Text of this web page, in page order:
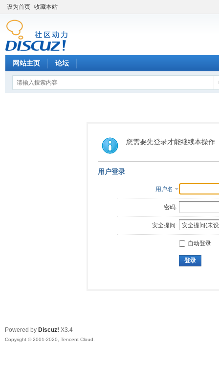
设为首页 收藏本站
网站主页 论坛
您需要先登录才能继续本操作
用户登录
用户名
密码:
安全提问:
自动登录
登录
Powered by Discuz! X3.4
Copyright © 2001-2020, Tencent Cloud.